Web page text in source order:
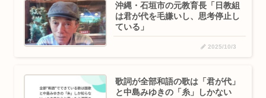
沖縄・石垣市の元教育長「日教組
は君が代を毛嫌いし、思考停止し
ている」
2025/10/3
歌詞が全部和語の歌は「君が代」
と中島みゆきの「糸」しかない